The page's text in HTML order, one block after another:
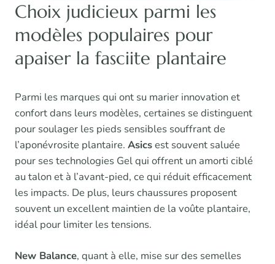
Choix judicieux parmi les
modèles populaires pour
apaiser la fasciite plantaire
Parmi les marques qui ont su marier innovation et
confort dans leurs modèles, certaines se distinguent
pour soulager les pieds sensibles souffrant de
l’aponévrosite plantaire. Asicsest souvent saluée
pour ses technologies Gel qui offrent un amorti ciblé
au talon et à l’avant-pied, ce qui réduit efficacement
les impacts. De plus, leurs chaussures proposent
souvent un excellent maintien de la voûte plantaire,
idéal pour limiter les tensions.
New Balance, quant à elle, mise sur des semelles